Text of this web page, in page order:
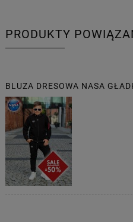
PRODUKTY
BLUZA DRESOWA NASA